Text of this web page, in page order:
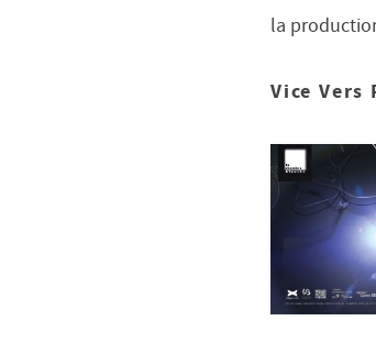
la
Vice Vers